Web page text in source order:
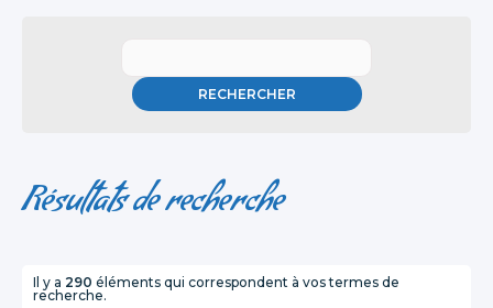
Résultats de recherche
Il y a 290 éléments qui correspondent à vos termes de
recherche.